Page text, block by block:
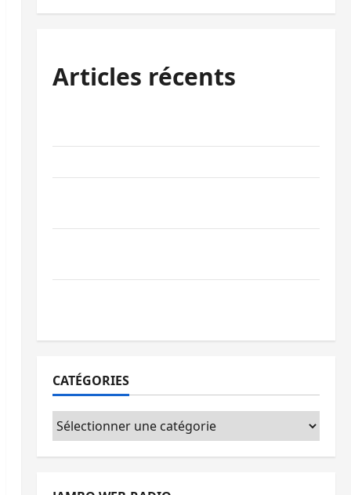
Articles récents
CATÉGORIES
Catégories